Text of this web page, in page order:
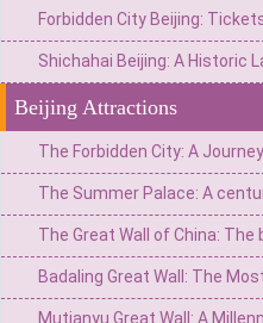
Beijing Attractions